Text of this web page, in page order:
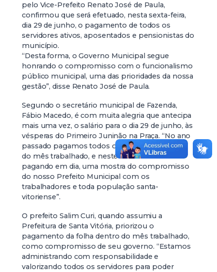
pelo Vice-Prefeito Renato José de Paula,
confirmou que será efetuado, nesta sexta-feira,
dia 29 de junho, o pagamento de todos os
servidores ativos, aposentados e pensionistas do
município.
“Desta forma, o Governo Municipal segue
honrando o compromisso com o funcionalismo
público municipal, uma das prioridades da nossa
gestão”, disse Renato José de Paula.
Segundo o secretário municipal de Fazenda,
Fábio Macedo, é com muita alegria que antecipa
mais uma vez, o salário para o dia 29 de junho, às
vésperas do Primeiro Juninão na Praça. “No ano
passado pagamos todos os servidores dentro
do mês trabalhado, e neste ano continuamos
pagando em dia, uma mostra do compromisso
do nosso Prefeito Municipal com os
trabalhadores e toda população santa-
vitoriense”.
O prefeito Salim Curi, quando assumiu a
Prefeitura de Santa Vitória, priorizou o
pagamento da folha dentro do mês trabalhado,
como compromisso de seu governo. “Estamos
administrando com responsabilidade e
valorizando todos os servidores para poder